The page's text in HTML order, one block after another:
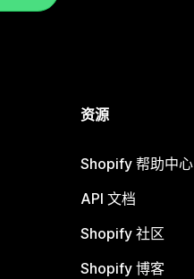
资源
Shopify 帮助中心
API 文档
Shopify 社区
Shopify 博客